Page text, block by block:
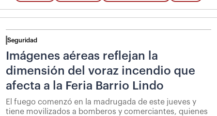
Seguridad
Imágenes aéreas reflejan la
dimensión del voraz incendio que
afecta a la Feria Barrio Lindo
El fuego comenzó en la madrugada de este jueves y
tiene movilizados a bomberos y comerciantes, quienes